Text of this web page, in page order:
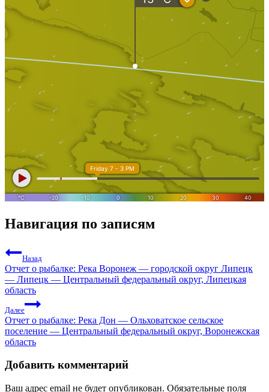
Навигация по записям
Назад
Отчет о рыбалке: Река Воронеж — городской округ Липецк
— Липецк — Центральный федеральный округ, Липецкая
область
Далее
Отчет о рыбалке: Река Дон — Ольховатское сельское
поселение — Центральный федеральный округ, Воронежская
область
Добавить комментарий
Ваш адрес email не будет опубликован. Обязательные поля